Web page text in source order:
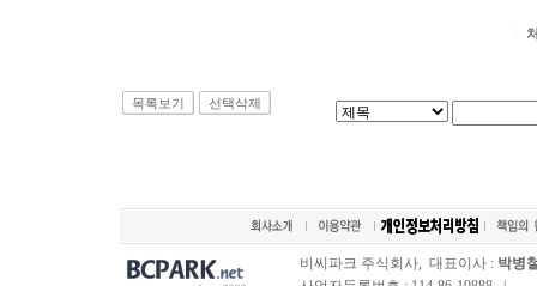
목록보기 선택삭제
비씨파크 주식회사, 대표이사 : 박병